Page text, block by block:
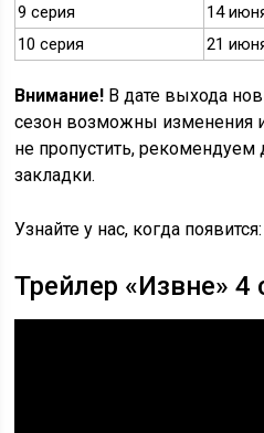
9 серия
14
10 серия
21
Внимание! В дате выхода
сезон возможны изменения
не пропустить, рекомендуем
закладки.
Узнайте у нас, когда
Трейлер «Извне» 4